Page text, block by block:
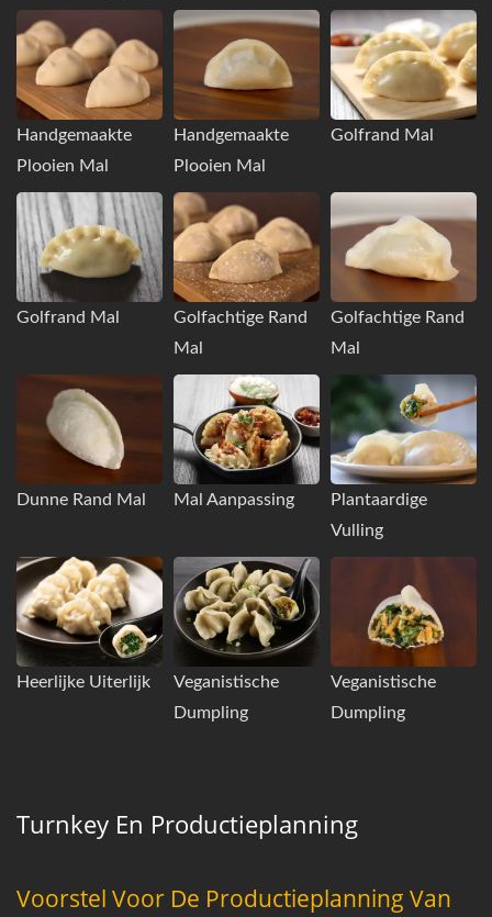
Handgemaakte
Plooien Mal
Handgemaakte
Plooien Mal
Golfrand Mal
Golfrand Mal
Golfachtige Rand
Mal
Golfachtige Rand
Mal
Dunne Rand Mal Mal Aanpassing
Plantaardige
Vulling
Heerlijke Uiterlijk
Veganistische
Dumpling
Veganistische
Dumpling
Turnkey En Productieplanning
Voorstel Voor De Productieplanning Van